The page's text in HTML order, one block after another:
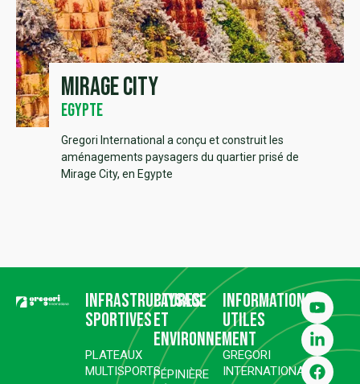
Mirage City
Egypte
Gregori International a conçu et construit les
aménagements paysagers du quartier prisé de
Mirage City, en Egypte
Infrastructures
sportives
PLATEAUX
MULTISPORTS
Paysage
et
environnement
PÉPINIÈRE
Informations
utiles
GREGORI
INTERNATIONAL